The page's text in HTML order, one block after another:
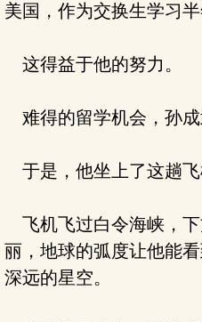
美国，作为交换生学习半
这得益于他的努力。
难得的留学机会，孙成
于是，他坐上了这趟飞
飞机飞过白令海峡，
丽，地球的弧度让他能
深远的星空。